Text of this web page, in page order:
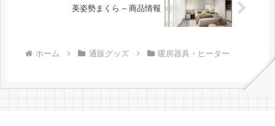
美姿勢まくら – 商品情報
ホーム 通販グッズ 暖房器具・ヒーター